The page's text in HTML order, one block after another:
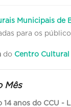
Municipais de
para os
do Centro
Mês
14 anos do CCU -